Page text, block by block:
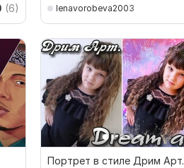
(6) lenavorobeva2003
Портрет в стиле Дрим Арт.